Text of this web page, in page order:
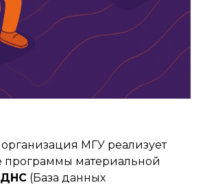
МГУ реализует
программы материальной
(База данных